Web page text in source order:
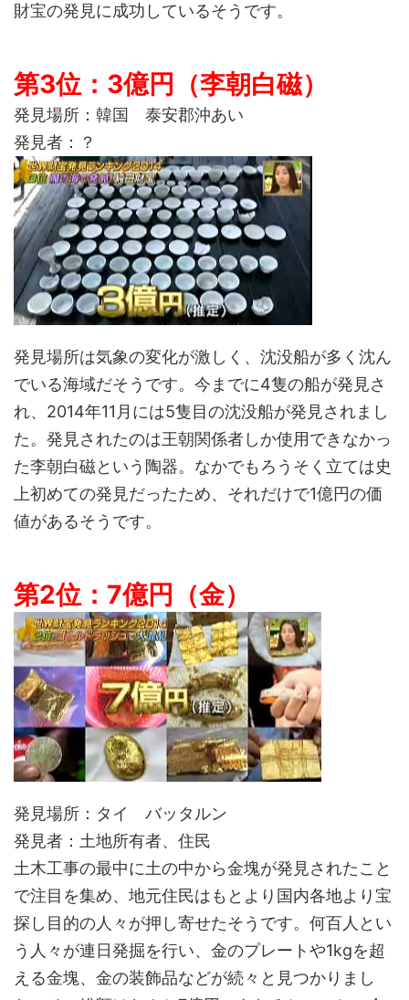
財宝の発見に成功しているそうです。
第3位：3億円（李朝白磁）
発見場所：韓国 泰安郡沖あい
発見者：？
発見場所は気象の変化が激しく、沈没船が多く沈ん
でいる海域だそうです。今までに4隻の船が発見さ
れ、2014年11月には5隻目の沈没船が発見されまし
た。発見されたのは王朝関係者しか使用できなかっ
た李朝白磁という陶器。なかでもろうそく立ては史
上初めての発見だったため、それだけで1億円の価
値があるそうです。
第2位：7億円（金）
発見場所：タイ バッタルン
発見者：土地所有者、住民
土木工事の最中に土の中から金塊が発見されたこと
で注目を集め、地元住民はもとより国内各地より宝
探し目的の人々が押し寄せたそうです。何百人とい
う人々が連日発掘を行い、金のプレートや1kgを超
える金塊、金の装飾品などが続々と見つかりまし